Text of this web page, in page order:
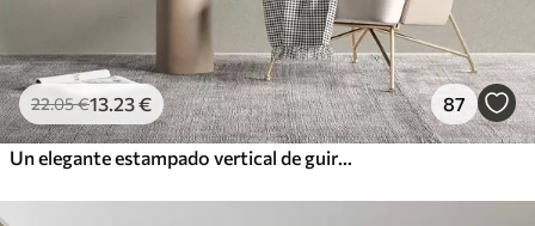
22.05€13 .23€ 87